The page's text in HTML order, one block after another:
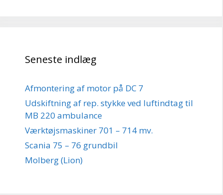
Seneste indlæg
Afmontering af motor på DC 7
Udskiftning af rep. stykke ved luftindtag til
MB 220 ambulance
Værktøjsmaskiner 701 – 714 mv.
Scania 75 – 76 grundbil
Molberg (Lion)